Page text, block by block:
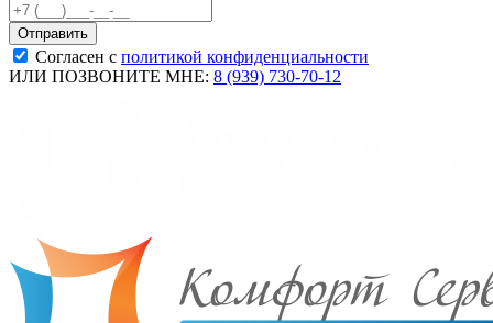
Согласен с политикой конфиденциальности
ИЛИ ПОЗВОНИТЕ МНЕ: 8 (939) 730-70-12